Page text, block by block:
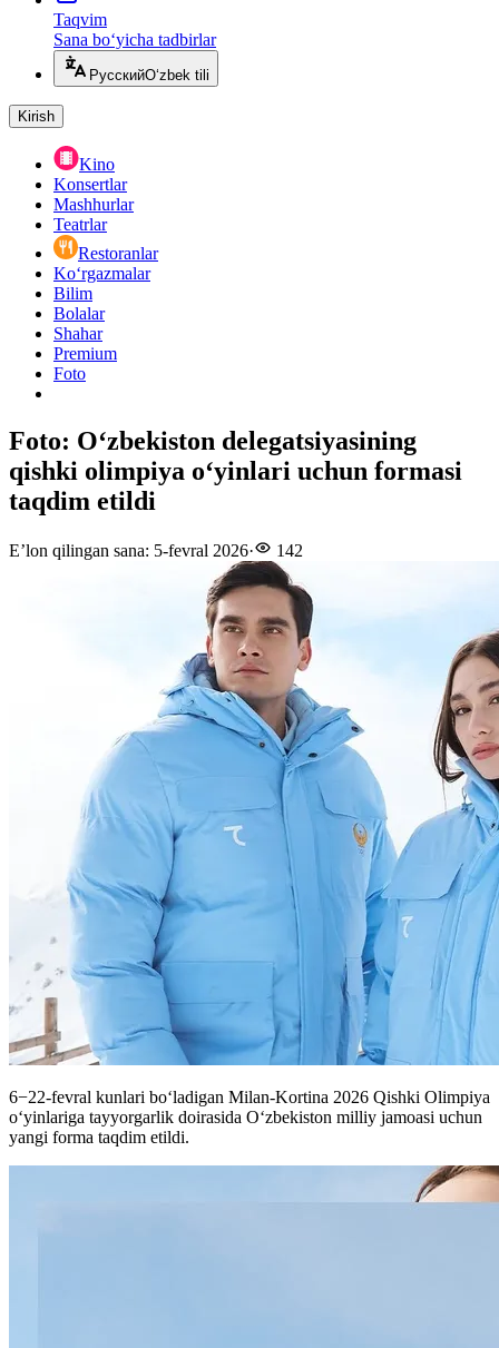
Taqvim
Sana bo‘yicha tadbirlar
РусскийO‘zbek tili
Kirish
Kino
Konsertlar
Mashhurlar
Teatrlar
Restoranlar
Ko‘rgazmalar
Bilim
Bolalar
Shahar
Premium
Foto
Foto: O‘zbekiston delegatsiyasining
qishki olimpiya o‘yinlari uchun formasi
taqdim etildi
E’lon qilingan sana: 5-fevral 2026· 142
6−22-fevral kunlari boʻladigan Milan-Kortina 2026 Qishki Olimpiya
o‘yinlariga tayyorgarlik doirasida O‘zbekiston milliy jamoasi uchun
yangi forma taqdim etildi.